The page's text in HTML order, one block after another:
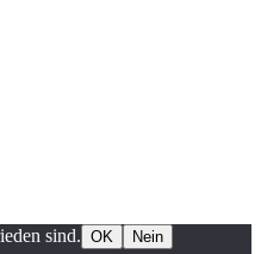
sind. OK
Nein